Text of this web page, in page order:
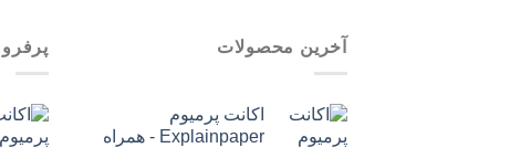
آخرین محصولات
اکانت پرمیوم
Explainpaper - همراه